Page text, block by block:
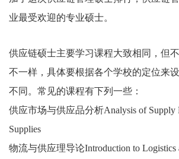
业最受欢迎的专业硕士。
供应链硕士主要学习课程大致相同，但
不一样，具体要根据各个学校的定位来
不同。常见的课程有下列一些：
供应市场与供应品分析Analysis of Supply
Supplies
物流与供应理导论Introduction to Logistics